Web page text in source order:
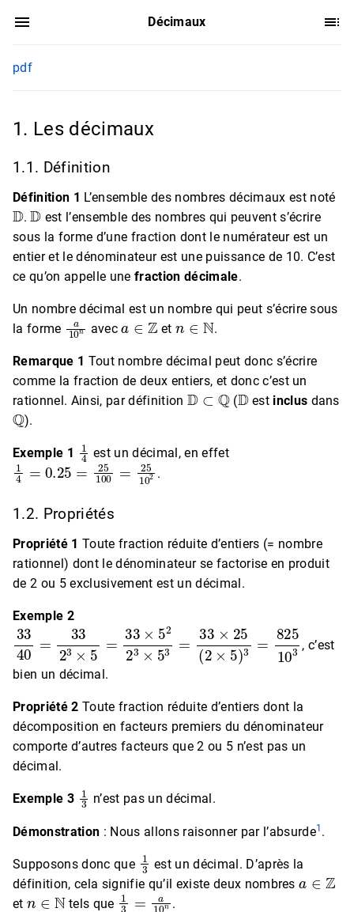
Décimaux
pdf
1. Les décimaux
1.1. Définition
Définition 1 L’ensemble des nombres décimaux est noté
D
.
D
est l’ensemble des nombres qui peuvent s’écrire
sous la forme d’une fraction dont le numérateur est un
entier et le dénominateur est une puissance de 10. C’est
ce qu’on appelle une fraction décimale.
Un nombre décimal est un nombre qui peut s’écrire sous
la forme
a10n
avec
a ∈Z
et
n∈N
.
Remarque 1 Tout nombre décimal peut donc s’écrire
comme la fraction de deux entiers, et donc c’est un
rationnel. Ainsi, par définition
D⊂Q
(
D
est inclus dans
Q
).
Exemple 1
1
est un décimal, en effet
1 0.25= 25 100 2510
.
1.2. Propriétés
Propriété 1 Toute fraction réduite d’entiers (= nombre
rationnel) dont le dénominateur se factorise en produit
de 2 ou 5 exclusivement est un décimal.
Exemple 2
3340 3323 33× 5 22 3=33 ×25 ×5)3 825
, c’est
bien un décimal.
Propriété 2 Toute fraction réduite d’entiers dont la
décomposition en facteurs premiers du dénominateur
comporte d’autres facteurs que 2 ou 5 n’est pas un
décimal.
Exemple 3
1
n’est pas un décimal.
Démonstration : Nous allons raisonner par l’absurde1 .
Supposons donc que
1
est un décimal. D’après la
définition, cela signifie qu’il existe deux nombres
a Z
et
n∈N
tels que
13=a10n
.